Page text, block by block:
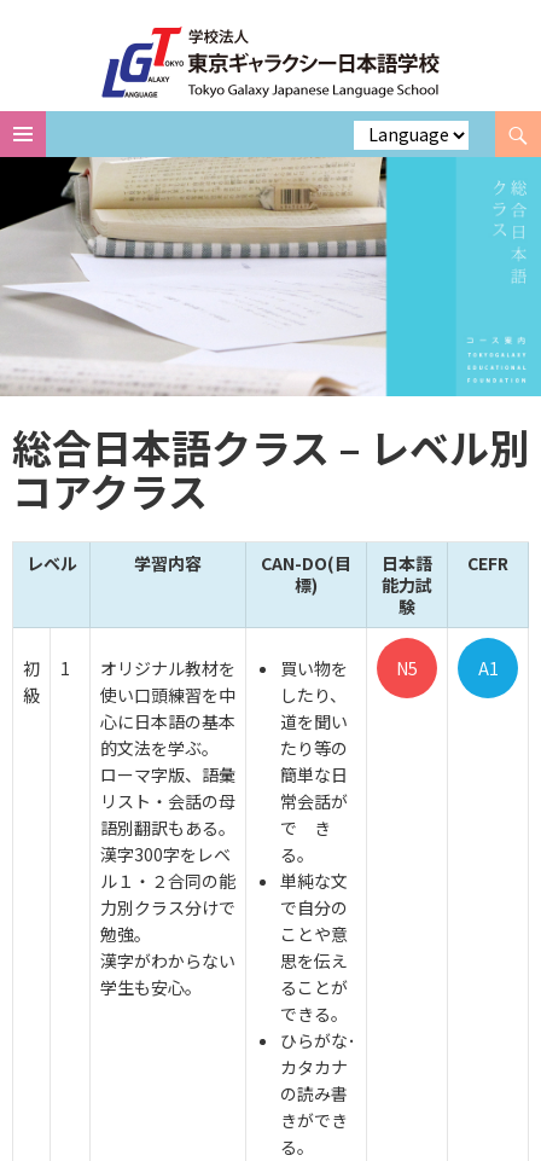
Search
Skip
content
総合日本語クラス – レベル別
コアクラス
レベル 学習内容
CAN-DO(目
標)
日本語
能力試
験
CEFR
初
級
1
オリジナル教材を
使い口頭練習を中
心に日本語の基本
的文法を学ぶ。
ローマ字版、語彙
リスト・会話の母
語別翻訳もある。
漢字300字をレベ
ル１・２合同の能
力別クラス分けで
勉強。
漢字がわからない
学生も安心。
買い物を
したり、
道を聞い
たり等の
簡単な日
常会話が
で き
る。
単純な文
で自分の
ことや意
思を伝え
ることが
できる。
ひらがな･
カタカナ
の読み書
きができ
る。
N5 A1